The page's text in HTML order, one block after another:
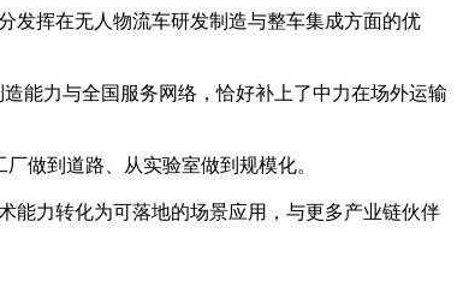
发挥在无人物流车研发制造与整车集成方面的优
能力与全国服务网络，恰好补上了中力在场外运输
做到道路、从实验室做到规模化。
能力转化为可落地的场景应用，与更多产业链伙伴